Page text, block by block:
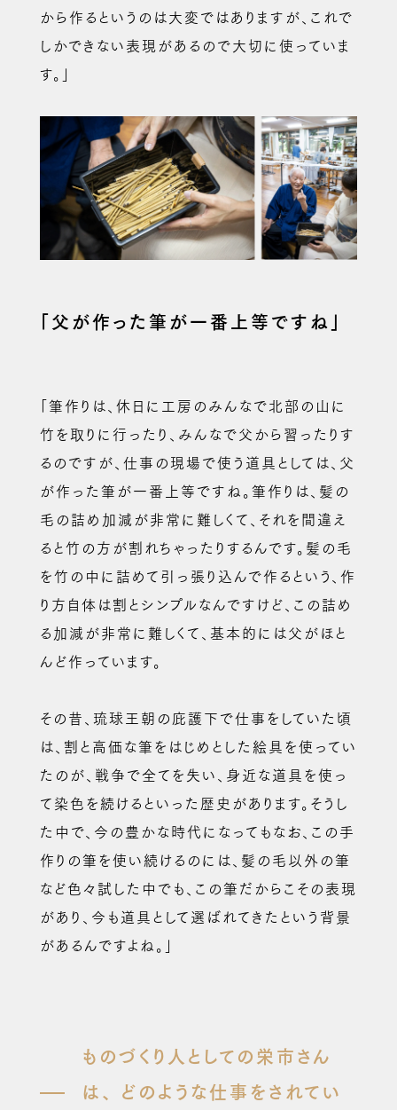
から作るというのは大変ではありますが、これで
しかできない表現があるので大切に使っていま
す。」
「父が作った筆が一番上等ですね」
「筆作りは、休日に工房のみんなで北部の山に
竹を取りに行ったり、みんなで父から習ったりす
るのですが、仕事の現場で使う道具としては、父
が作った筆が一番上等ですね。筆作りは、髪の
毛の詰め加減が非常に難しくて、それを間違え
ると竹の方が割れちゃったりするんです。髪の毛
を竹の中に詰めて引っ張り込んで作るという、作
り方自体は割とシンプルなんですけど、この詰め
る加減が非常に難しくて、基本的には父がほと
んど作っています。
その昔、琉球王朝の庇護下で仕事をしていた頃
は、割と高価な筆をはじめとした絵具を使ってい
たのが、戦争で全てを失い、身近な道具を使っ
て染色を続けるといった歴史があります。そうし
た中で、今の豊かな時代になってもなお、この手
作りの筆を使い続けるのには、髪の毛以外の筆
など色々試した中でも、この筆だからこその表現
があり、今も道具として選ばれてきたという背景
があるんですよね。」
ものづくり人としての栄市さん
は、 どのような仕事をされてい